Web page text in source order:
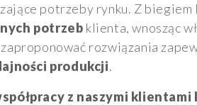
potrzeby rynku. Z biegiem
potrzeb klienta, wnosząc
rozwiązania
produkcji.
z naszymi